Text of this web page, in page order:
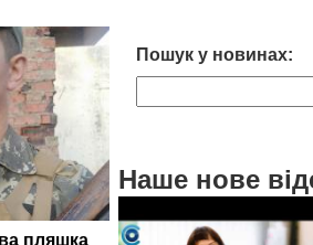
пляшка
Пошук у новинах:
Наше нове